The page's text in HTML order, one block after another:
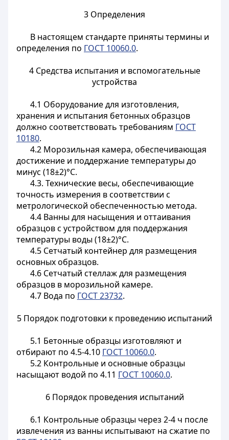
3 Определения
В настоящем стандарте приняты термины и
определения по ГОСТ 10060.0.
4 Средства испытания и вспомогательные
устройства
4.1 Оборудование для изготовления,
хранения и испытания бетонных образцов
должно соответствовать требованиям ГОСТ
10180.
4.2 Морозильная камера, обеспечивающая
достижение и поддержание температуры до
минус (18±2)°С.
4.3. Технические весы, обеспечивающие
точность измерения в соответствии с
метрологической обеспеченностью метода.
4.4 Ванны для насыщения и оттаивания
образцов с устройством для поддержания
температуры воды (18±2)°С.
4.5 Сетчатый контейнер для размещения
основных образцов.
4.6 Сетчатый стеллаж для размещения
образцов в морозильной камере.
4.7 Вода по ГОСТ 23732.
5 Порядок подготовки к проведению испытаний
5.1 Бетонные образцы изготовляют и
отбирают по 4.5-4.10 ГОСТ 10060.0.
5.2 Контрольные и основные образцы
насыщают водой по 4.11 ГОСТ 10060.0.
6 Порядок проведения испытаний
6.1 Контрольные образцы через 2-4 ч после
извлечения из ванны испытывают на сжатие по